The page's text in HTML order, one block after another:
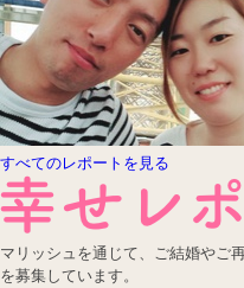
すべてのレポートを見る
マリッシュを通じて、ご結婚やご
を募集しています。